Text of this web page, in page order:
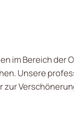
im Bereich der
Unsere